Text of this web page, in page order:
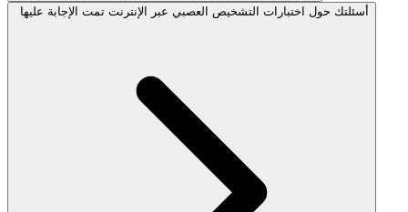
أسئلتك حول اختبارات التشخيص العصبي عبر الإنترنت تمت الإجابة عليها